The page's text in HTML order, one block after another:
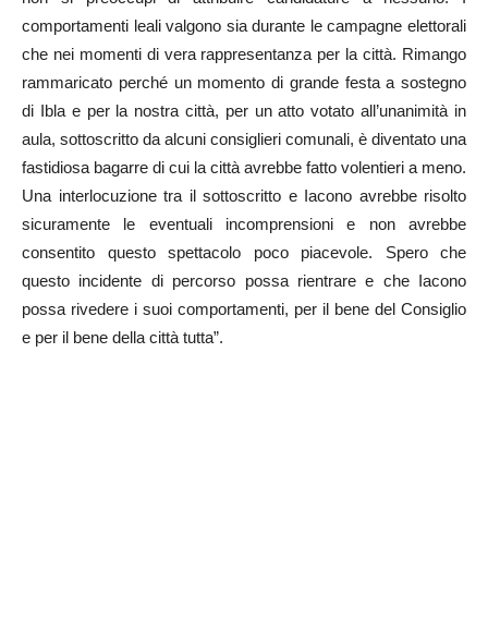
comportamenti leali valgono sia durante le campagne elettorali
che nei momenti di vera rappresentanza per la città. Rimango
rammaricato perché un momento di grande festa a sostegno
di Ibla e per la nostra città, per un atto votato all’unanimità in
aula, sottoscritto da alcuni consiglieri comunali, è diventato una
fastidiosa bagarre di cui la città avrebbe fatto volentieri a meno.
Una interlocuzione tra il sottoscritto e Iacono avrebbe risolto
sicuramente le eventuali incomprensioni e non avrebbe
consentito questo spettacolo poco piacevole. Spero che
questo incidente di percorso possa rientrare e che Iacono
possa rivedere i suoi comportamenti, per il bene del Consiglio
e per il bene della città tutta”.